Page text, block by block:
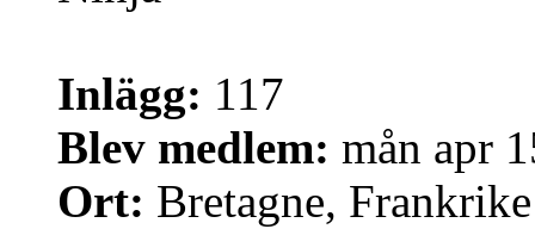
Inlägg: 117
Blev medlem: mån apr
Ort: Bretagne, Frankrike